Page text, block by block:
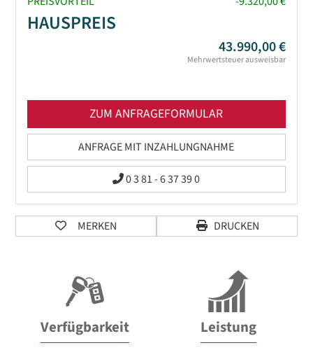
HAUSPREIS
43.990,00 €
Mehrwertsteuer ausweisbar
ZUM ANFRAGEFORMULAR
ANFRAGE MIT INZAHLUNGNAHME
0 3 81 - 6 37 39 0
MERKEN DRUCKEN
Verfügbarkeit Leistung